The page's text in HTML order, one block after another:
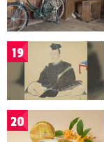
19
20